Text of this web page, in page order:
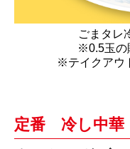
ごまタレ
※0.5玉の
※テイクアウ
定番 冷し中華